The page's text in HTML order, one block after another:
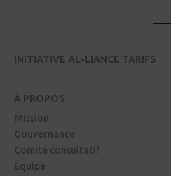
INITIATIVE AL-LIANCE TARIFS
À PROPOS
Mission
Gouvernance
Comité consultatif
Équipe